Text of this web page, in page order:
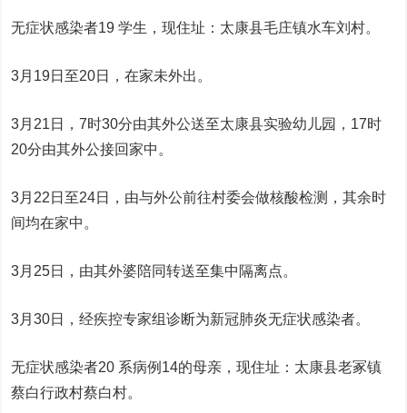
无症状感染者19 学生，现住址：太康县毛庄镇水车刘村。
3月19日至20日，在家未外出。
3月21日，7时30分由其外公送至太康县实验幼儿园，17时
20分由其外公接回家中。
3月22日至24日，由与外公前往村委会做核酸检测，其余时
间均在家中。
3月25日，由其外婆陪同转送至集中隔离点。
3月30日，经疾控专家组诊断为新冠肺炎无症状感染者。
无症状感染者20 系病例14的母亲，现住址：太康县老冢镇
蔡白行政村蔡白村。